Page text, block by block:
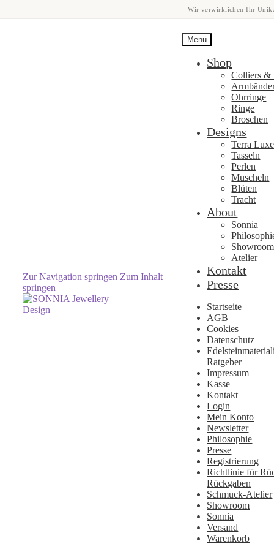
Wir verwirklichen Ihr
Zur Navigation springen Zum Inhalt
springen
Menü
Shop
Colliers &
Ohrringe
Ringe
Broschen
Designs
Terra Luxe
Tasseln
Perlen
Muscheln
Blüten
Tracht
About
Sonnia
Showroom
Atelier
Kontakt
Presse
Startseite
AGB
Cookies
Datenschutz
Ratgeber
Impressum
Kasse
Kontakt
Login
Mein Konto
Newsletter
Philosophie
Presse
Registrierung
Richtlinie für
Rückgaben
Schmuck-Atelier
Showroom
Sonnia
Versand
Warenkorb